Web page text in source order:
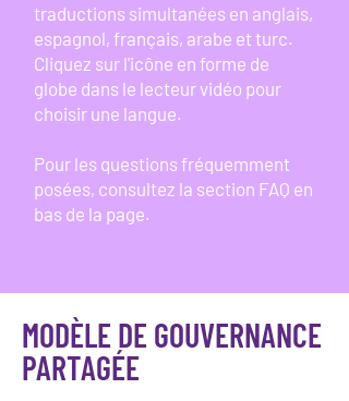
traductions simultanées en anglais,
espagnol, français, arabe et turc.
Cliquez sur l'icône en forme de
globe dans le lecteur vidéo pour
choisir une langue.
Pour les questions fréquemment
posées, consultez la section FAQ en
bas de la page.
MODÈLE DE GOUVERNANCE
PARTAGÉE